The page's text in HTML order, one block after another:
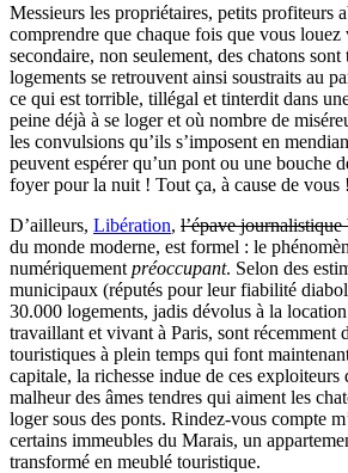
Messieurs les propriétaires, petits profiteurs
comprendre que chaque fois que vous louez
secondaire, non seulement, des chatons sont
logements se retrouvent ainsi soustraits au
ce qui est torrible, tillégal et tinterdit dans
peine déjà à se loger et où nombre de
les convulsions qu’ils s’imposent en
peuvent espérer qu’un pont ou une bouche
foyer pour la nuit ! Tout ça, à cause de vous !
D’ailleurs, Libération, l’épave
du monde moderne, est formel : le
numériquement préoccupant. Selon des
municipaux (réputés pour leur fiabilité
30.000 logements, jadis dévolus à la
travaillant et vivant à Paris, sont récemment
touristiques à plein temps qui font
capitale, la richesse indue de ces exploiteurs
malheur des âmes tendres qui aiment les
loger sous des ponts. Rindez-vous compte
certains immeubles du Marais, un
transformé en meublé touristique.